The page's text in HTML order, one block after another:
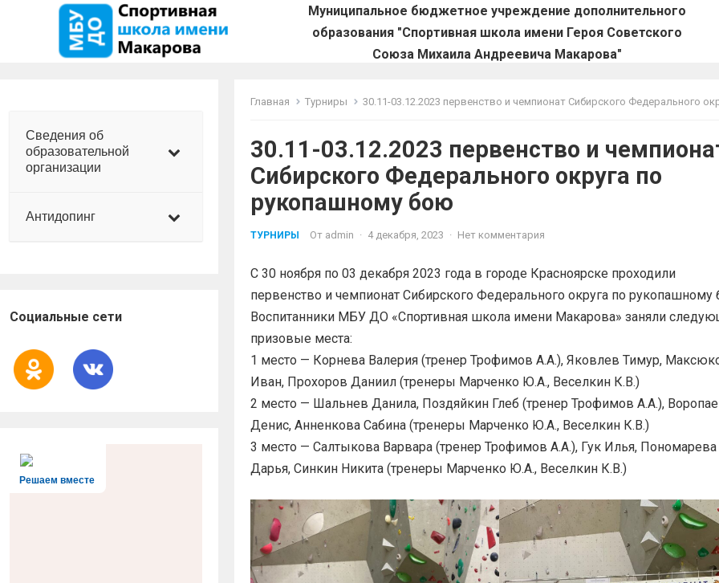
Муниципальное бюджетное учреждение дополнительного
образования "Спортивная школа имени Героя Советского
Союза Михаила Андреевича Макарова"
Сведения об
образовательной
организации
Антидопинг
Социальные сети
Решаем вместе
Главная Турниры 30.11-03.12.2023 первенство и чемпионат Сибирского Федерального округа по
30.11-03.12.2023 первенство и
Сибирского Федерального округа по
рукопашному бою
ТУРНИРЫ От admin · 4 декабря, 2023 · Нет комментария
С 30 ноября по 03 декабря 2023 года в городе Красноярске проходили
первенство и чемпионат Сибирского Федерального округа по рукопашному
Воспитанники МБУ ДО «Спортивная школа имени Макарова» заняли
призовые места:
1 место — Корнева Валерия (тренер Трофимов А.А.), Яковлев Тимур,
Иван, Прохоров Даниил (тренеры Марченко Ю.А., Веселкин К.В.)
2 место — Шальнев Данила, Поздяйкин Глеб (тренер Трофимов А.А.),
Денис, Анненкова Сабина (тренеры Марченко Ю.А., Веселкин К.В.)
3 место — Салтыкова Варвара (тренер Трофимов А.А.), Гук Илья, Пономарева
Дарья, Синкин Никита (тренеры Марченко Ю.А., Веселкин К.В.)